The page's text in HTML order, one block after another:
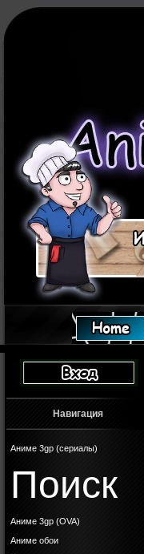
Навигация
Аниме 3gp (сериалы)
Поиск
Аниме 3gp (OVA)
Аниме обои